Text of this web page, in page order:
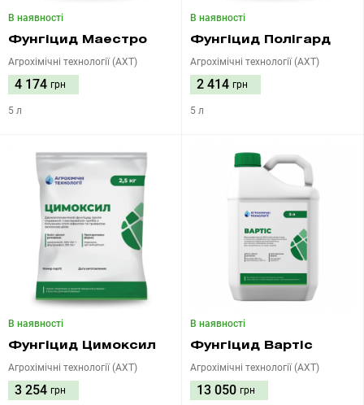
В наявності
Фунгіцид Маестро
Агрохімічні технології (АХТ)
4 174 грн
5 л
В наявності
Фунгіцид Полігард
Агрохімічні технології (АХТ)
2 414 грн
5 л
В наявності
Фунгіцид Цимоксил
Агрохімічні технології (АХТ)
3 254 грн
В наявності
Фунгіцид Вартіс
Агрохімічні технології (АХТ)
13 050 грн